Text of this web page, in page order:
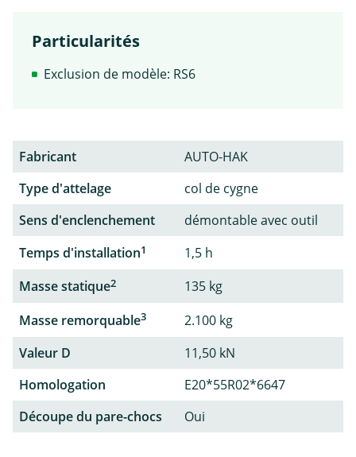
Particularités
Exclusion de modèle: RS6
Fabricant
AUTO-HAK
Type d'attelage
col de cygne
Sens d'enclenchement
démontable avec outil
Temps d'installation1
1,5 h
Masse statique2
135 kg
Masse remorquable3
2.100 kg
Valeur D
11,50 kN
Homologation
E20*55R02*6647
Découpe du pare-chocs
Oui